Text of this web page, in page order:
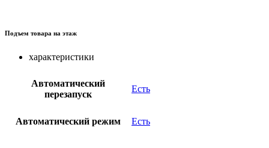
Подъем товара на этаж
характеристики
Автоматический
перезапуск
Есть
Автоматический режим Есть